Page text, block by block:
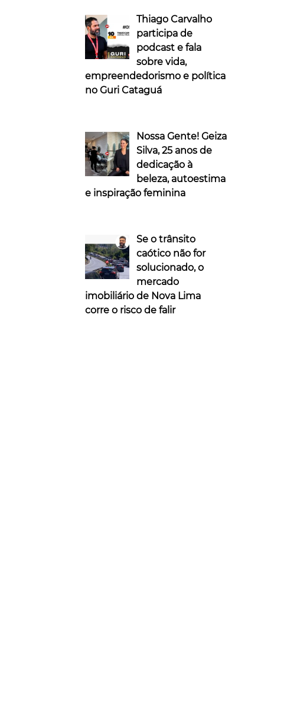
Thiago Carvalho
participa de
podcast e fala
sobre vida,
empreendedorismo e política
no Guri Cataguá
Nossa Gente! Geiza
Silva, 25 anos de
dedicação à
beleza, autoestima
e inspiração feminina
Se o trânsito
caótico não for
solucionado, o
mercado
imobiliário de Nova Lima
corre o risco de falir